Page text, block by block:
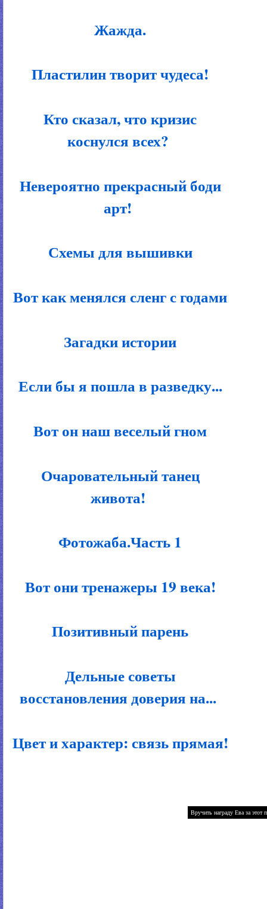
Жажда.
Пластилин творит чудеса!
Кто сказал, что кризис
коснулся всех?
Невероятно прекрасный боди
арт!
Схемы для вышивки
Вот как менялся сленг с годами
Загадки истории
Если бы я пошла в разведку...
Вот он наш веселый гном
Очаровательный танец
живота!
Фотожаба.Часть 1
Вот они тренажеры 19 века!
Позитивный парень
Дельные советы
восстановления доверия на...
Цвет и характер: связь прямая!